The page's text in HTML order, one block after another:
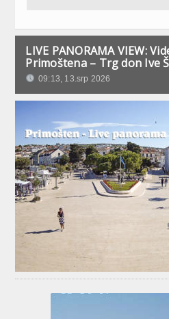
LIVE PANORAMA VIEW:
Primoštena – Trg don Ive
09:13, 13.srp 2026